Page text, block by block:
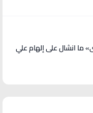
ما انشال على إلهام علي